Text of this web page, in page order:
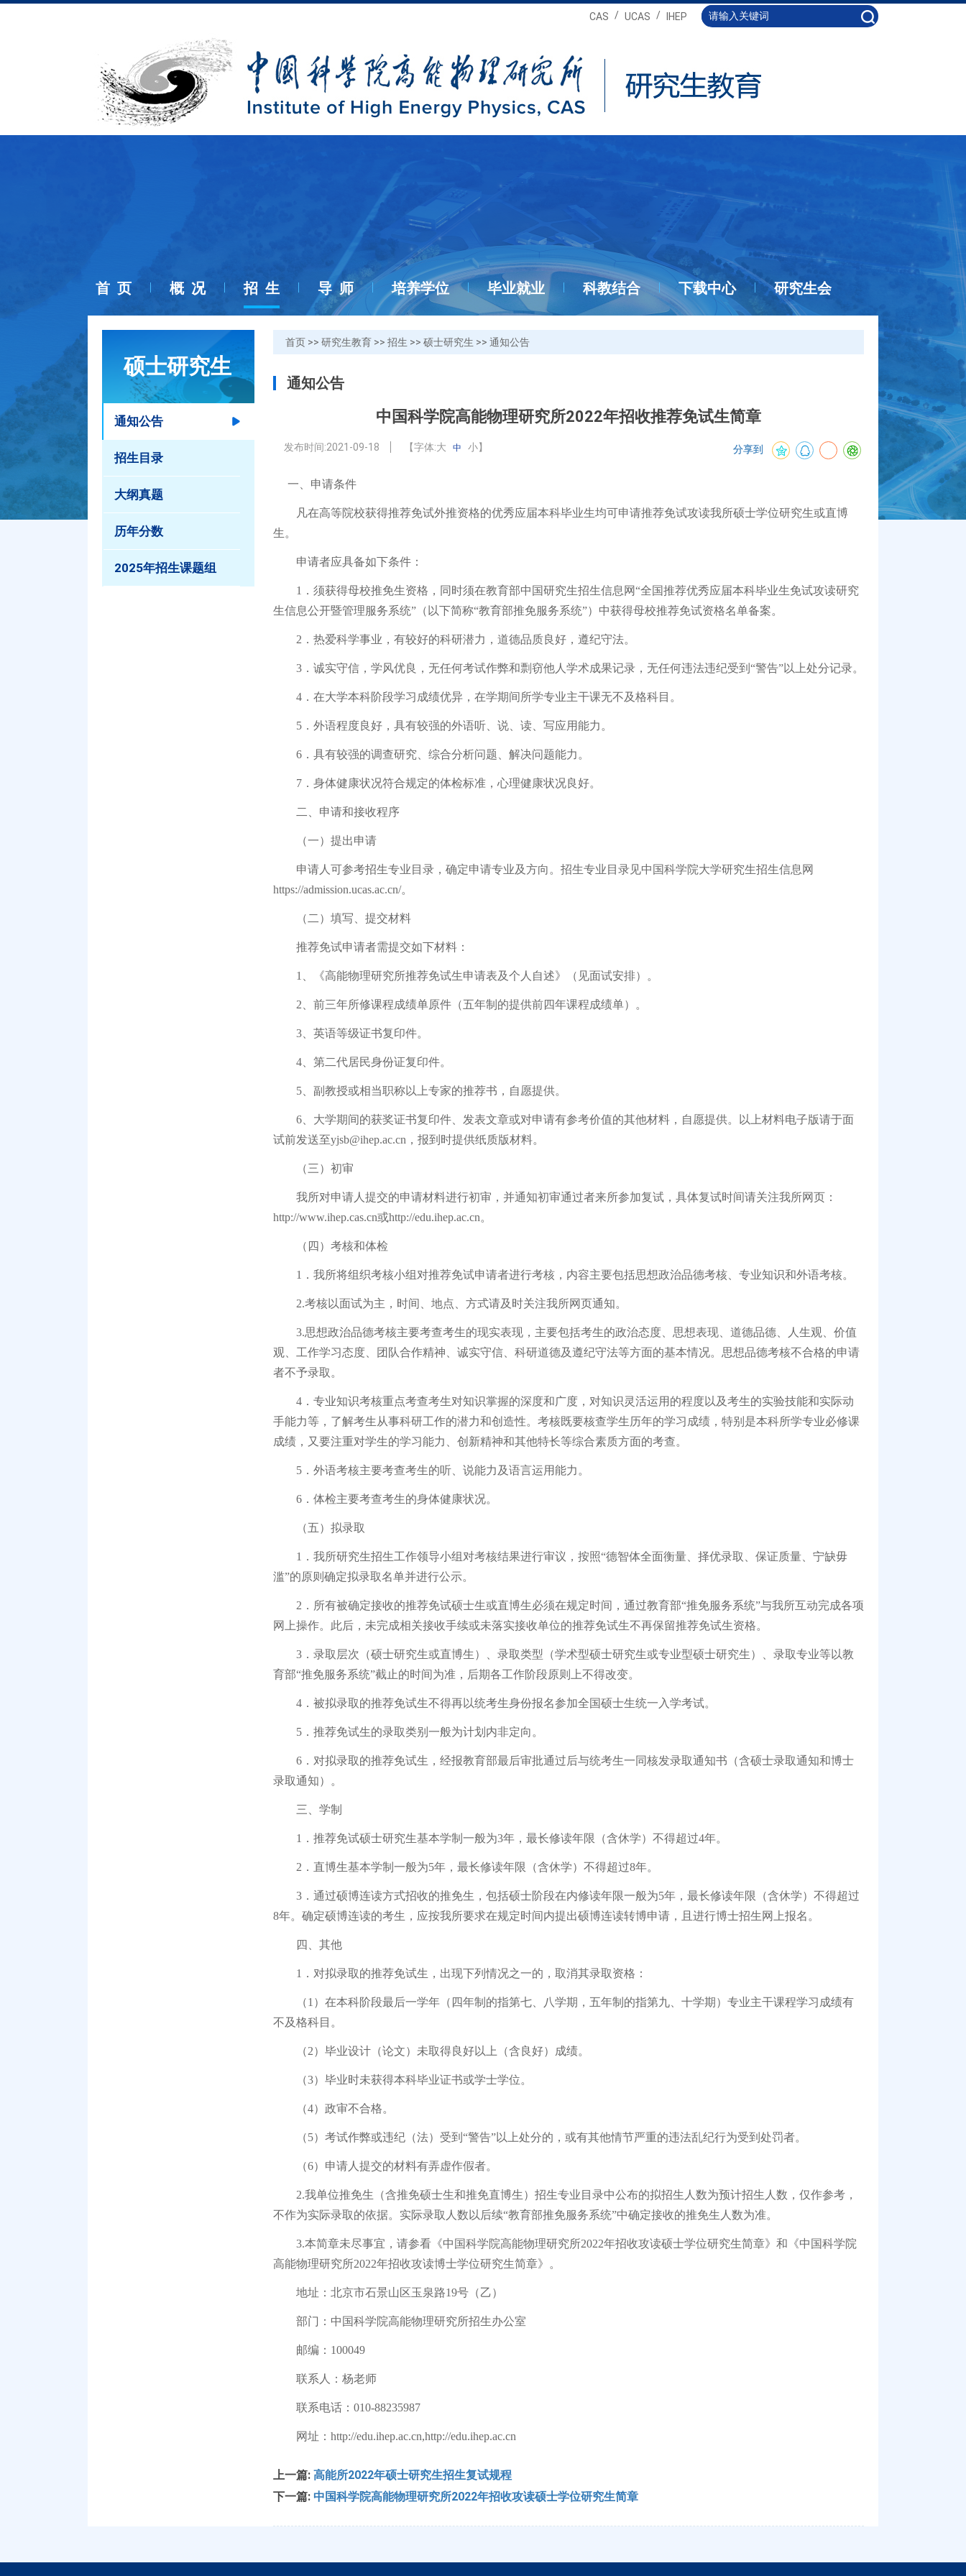
CAS / UCAS / IHEP
首 页 概 况 招 生 导 师 培养学位 毕业就业 科教结合 下载中心 研究生会
硕士研究生
通知公告
招生目录
大纲真题
历年分数
2025年招生课题组
首页 >> 研究生教育 >> 招生 >> 硕士研究生 >> 通知公告
通知公告
中国科学院高能物理研究所2022年招收推荐免试生简章
发布时间:2021-09-18 【字体:大 中 小】 分享到
一、申请条件
凡在高等院校获得推荐免试外推资格的优秀应届本科毕业生均可申请推荐免试攻读我所硕士学位研究生或直博
生。
申请者应具备如下条件：
1．须获得母校推免生资格，同时须在教育部中国研究生招生信息网“全国推荐优秀应届本科毕业生免试攻读研究
生信息公开暨管理服务系统”（以下简称“教育部推免服务系统”）中获得母校推荐免试资格名单备案。
2．热爱科学事业，有较好的科研潜力，道德品质良好，遵纪守法。
3．诚实守信，学风优良，无任何考试作弊和剽窃他人学术成果记录，无任何违法违纪受到“警告”以上处分记录。
4．在大学本科阶段学习成绩优异，在学期间所学专业主干课无不及格科目。
5．外语程度良好，具有较强的外语听、说、读、写应用能力。
6．具有较强的调查研究、综合分析问题、解决问题能力。
7．身体健康状况符合规定的体检标准，心理健康状况良好。
二、申请和接收程序
（一）提出申请
申请人可参考招生专业目录，确定申请专业及方向。招生专业目录见中国科学院大学研究生招生信息网
https://admission.ucas.ac.cn/。
（二）填写、提交材料
推荐免试申请者需提交如下材料：
1、《高能物理研究所推荐免试生申请表及个人自述》（见面试安排）。
2、前三年所修课程成绩单原件（五年制的提供前四年课程成绩单）。
3、英语等级证书复印件。
4、第二代居民身份证复印件。
5、副教授或相当职称以上专家的推荐书，自愿提供。
6、大学期间的获奖证书复印件、发表文章或对申请有参考价值的其他材料，自愿提供。以上材料电子版请于面
试前发送至yjsb@ihep.ac.cn，报到时提供纸质版材料。
（三）初审
我所对申请人提交的申请材料进行初审，并通知初审通过者来所参加复试，具体复试时间请关注我所网页：
http://www.ihep.cas.cn或http://edu.ihep.ac.cn。
（四）考核和体检
1．我所将组织考核小组对推荐免试申请者进行考核，内容主要包括思想政治品德考核、专业知识和外语考核。
2.考核以面试为主，时间、地点、方式请及时关注我所网页通知。
3.思想政治品德考核主要考查考生的现实表现，主要包括考生的政治态度、思想表现、道德品德、人生观、价值
观、工作学习态度、团队合作精神、诚实守信、科研道德及遵纪守法等方面的基本情况。思想品德考核不合格的申请
者不予录取。
4．专业知识考核重点考查考生对知识掌握的深度和广度，对知识灵活运用的程度以及考生的实验技能和实际动
手能力等，了解考生从事科研工作的潜力和创造性。考核既要核查学生历年的学习成绩，特别是本科所学专业必修课
成绩，又要注重对学生的学习能力、创新精神和其他特长等综合素质方面的考查。
5．外语考核主要考查考生的听、说能力及语言运用能力。
6．体检主要考查考生的身体健康状况。
（五）拟录取
1．我所研究生招生工作领导小组对考核结果进行审议，按照“德智体全面衡量、择优录取、保证质量、宁缺毋
滥”的原则确定拟录取名单并进行公示。
2．所有被确定接收的推荐免试硕士生或直博生必须在规定时间，通过教育部“推免服务系统”与我所互动完成各项
网上操作。此后，未完成相关接收手续或未落实接收单位的推荐免试生不再保留推荐免试生资格。
3．录取层次（硕士研究生或直博生）、录取类型（学术型硕士研究生或专业型硕士研究生）、录取专业等以教
育部“推免服务系统”截止的时间为准，后期各工作阶段原则上不得改变。
4．被拟录取的推荐免试生不得再以统考生身份报名参加全国硕士生统一入学考试。
5．推荐免试生的录取类别一般为计划内非定向。
6．对拟录取的推荐免试生，经报教育部最后审批通过后与统考生一同核发录取通知书（含硕士录取通知和博士
录取通知）。
三、学制
1．推荐免试硕士研究生基本学制一般为3年，最长修读年限（含休学）不得超过4年。
2．直博生基本学制一般为5年，最长修读年限（含休学）不得超过8年。
3．通过硕博连读方式招收的推免生，包括硕士阶段在内修读年限一般为5年，最长修读年限（含休学）不得超过
8年。确定硕博连读的考生，应按我所要求在规定时间内提出硕博连读转博申请，且进行博士招生网上报名。
四、其他
1．对拟录取的推荐免试生，出现下列情况之一的，取消其录取资格：
（1）在本科阶段最后一学年（四年制的指第七、八学期，五年制的指第九、十学期）专业主干课程学习成绩有
不及格科目。
（2）毕业设计（论文）未取得良好以上（含良好）成绩。
（3）毕业时未获得本科毕业证书或学士学位。
（4）政审不合格。
（5）考试作弊或违纪（法）受到“警告”以上处分的，或有其他情节严重的违法乱纪行为受到处罚者。
（6）申请人提交的材料有弄虚作假者。
2.我单位推免生（含推免硕士生和推免直博生）招生专业目录中公布的拟招生人数为预计招生人数，仅作参考，
不作为实际录取的依据。实际录取人数以后续“教育部推免服务系统”中确定接收的推免生人数为准。
3.本简章未尽事宜，请参看《中国科学院高能物理研究所2022年招收攻读硕士学位研究生简章》和《中国科学院
高能物理研究所2022年招收攻读博士学位研究生简章》。
地址：北京市石景山区玉泉路19号（乙）
部门：中国科学院高能物理研究所招生办公室
邮编：100049
联系人：杨老师
联系电话：010-88235987
网址：http://edu.ihep.ac.cn,http://edu.ihep.ac.cn
上一篇: 高能所2022年硕士研究生招生复试规程
下一篇: 中国科学院高能物理研究所2022年招收攻读硕士学位研究生简章